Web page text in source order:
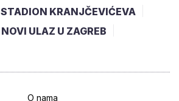
STADION KRANJČEVIĆEVA
NOVI ULAZ U ZAGREB
O nama